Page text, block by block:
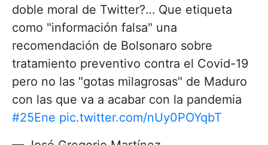
doble moral de Twitter?… Que etiqueta
como "información falsa" una
recomendación de Bolsonaro sobre
tratamiento preventivo contra el Covid-19
pero no las "gotas milagrosas" de Maduro
con las que va a acabar con la pandemia
#25Ene pic.twitter.com/nUy0POYqbT